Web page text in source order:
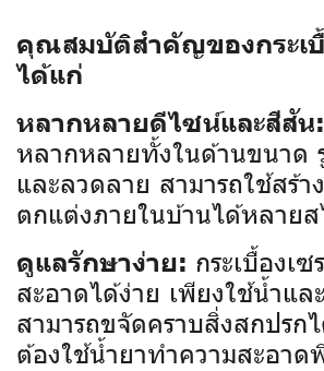
คุณสมบัติสำคัญของกระเบื้
ได้แก่
หลากหลายดีไซน์และสีสัน:
หลากหลายทั้งในด้านขนาด
และลวดลาย สามารถใช้สร้า
ตกแต่งภายในบ้านได้หลาย
ดูแลรักษาง่าย: กระเบื้องเ
สะอาดได้ง่าย เพียงใช้น้ำแล
สามารถขจัดคราบสิ่งสกปรก
ต้องใช้น้ำยาทำความสะอาด